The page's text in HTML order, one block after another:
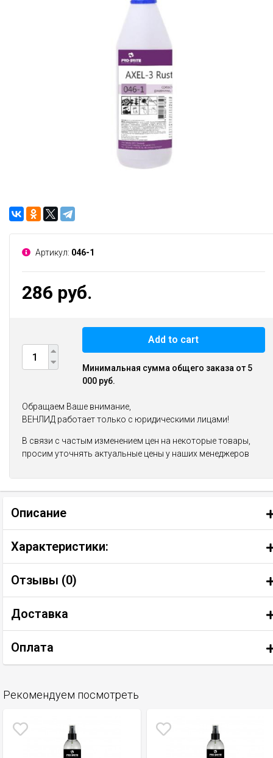
Артикул: 046-1
286 руб.
Add to cart
Минимальная сумма общего заказа от 5
000 руб.
Обращаем Ваше внимание,
ВЕНЛИД работает только с юридическими лицами!
В связи с частым изменением цен на некоторые товары,
просим уточнять актуальные цены у наших менеджеров
Описание
Характеристики:
Отзывы (0)
Доставка
Оплата
Рекомендуем посмотреть